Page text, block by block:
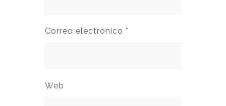
Correo electrónico *
Web